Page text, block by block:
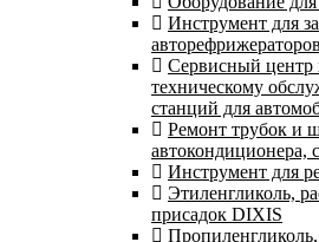
Инструмент для
Сервисный центр
техническому
станций для
Ремонт трубок и
автокондиционера,
Инструмент для
Этиленгликоль,
присадок DIXIS